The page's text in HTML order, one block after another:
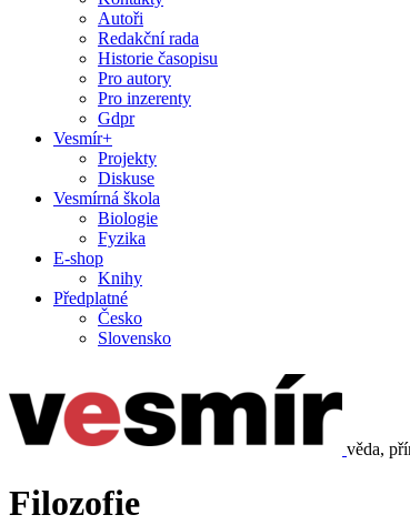
Autoři
Redakční rada
Historie časopisu
Pro autory
Pro inzerenty
Gdpr
Vesmír+
Projekty
Diskuse
Vesmírná škola
Biologie
Fyzika
E-shop
Knihy
Předplatné
Česko
Slovensko
věda,
Filozofie